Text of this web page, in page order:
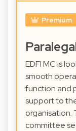
Premium
EDFI MC is
smooth
function and
support to
organisation.
committee